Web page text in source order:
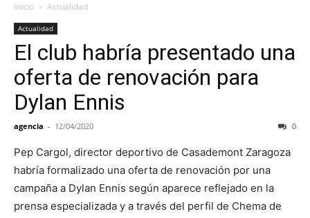
Inicio Actualidad
Actualidad
El club habría presentado una
oferta de renovación para
Dylan Ennis
agencia - 12/04/2020 0
Pep Cargol, director deportivo de Casademont Zaragoza
habría formalizado una oferta de renovación por una
campaña a Dylan Ennis según aparece reflejado en la
prensa especializada y a través del perfil de Chema de